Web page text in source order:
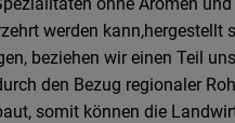
werden
beziehen wir einen Teil
den Bezug regionaler
somit können die